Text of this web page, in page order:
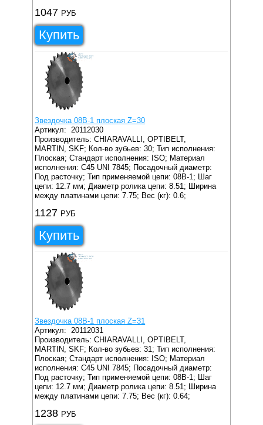
1047 РУБ
Купить
Звездочка 08B-1 плоская Z=30
Артикул: 20112030
Производитель: CHIARAVALLI, OPTIBELT,
MARTIN, SKF; Кол-во зубьев: 30; Тип исполнения:
Плоская; Стандарт исполнения: ISO; Материал
исполнения: C45 UNI 7845; Посадочный диаметр:
Под расточку; Тип применяемой цепи: 08B-1;
Шаг
цепи: 12.7 мм; Диаметр ролика цепи: 8.51;
Ширина
между платинами цепи: 7.75; Вес (кг): 0.6;
1127 РУБ
Купить
Звездочка 08B-1 плоская Z=31
Артикул: 20112031
Производитель: CHIARAVALLI, OPTIBELT,
MARTIN, SKF; Кол-во зубьев: 31; Тип исполнения:
Плоская; Стандарт исполнения: ISO; Материал
исполнения: C45 UNI 7845; Посадочный диаметр:
Под расточку; Тип применяемой цепи: 08B-1;
Шаг
цепи: 12.7 мм; Диаметр ролика цепи: 8.51;
Ширина
между платинами цепи: 7.75; Вес (кг): 0.64;
1238 РУБ